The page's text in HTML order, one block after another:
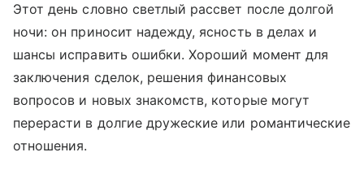
Этот день словно светлый рассвет после долгой
ночи: он приносит надежду, ясность в делах и
шансы исправить ошибки. Хороший момент для
заключения сделок, решения финансовых
вопросов и новых знакомств, которые могут
перерасти в долгие дружеские или романтические
отношения.